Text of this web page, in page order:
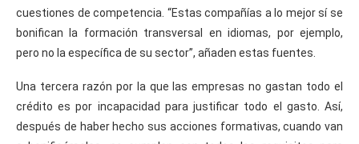
cuestiones de competencia. “Estas compañías a lo mejor sí se
bonifican la formación transversal en idiomas, por ejemplo,
pero no la específica de su sector”, añaden estas fuentes.
Una tercera razón por la que las empresas no gastan todo el
crédito es por incapacidad para justificar todo el gasto. Así,
después de haber hecho sus acciones formativas, cuando van